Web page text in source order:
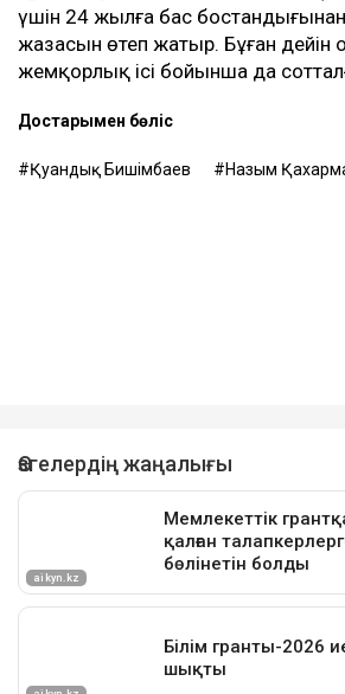
үшін 24 жылға бас
жазасын өтеп жатыр. Бұған дейін
жемқорлық ісі бойынша да
Достарыңмен бөліс
Қуандық Бишімбаев Назым